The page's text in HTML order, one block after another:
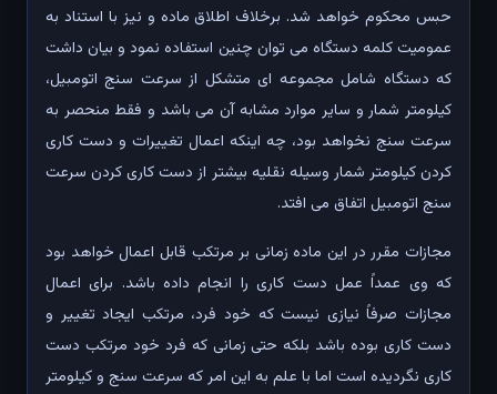
حبس محکوم خواهد شد. برخلاف اطلاق ماده و نیز با استناد به
عمومیت کلمه دستگاه می توان چنین استفاده نمود و بیان داشت
که دستگاه شامل مجموعه ای متشکل از سرعت سنج اتومبیل،
کیلومتر شمار و سایر موارد مشابه آن می باشد و فقط منحصر به
سرعت سنج نخواهد بود، چه اینکه اعمال تغییرات و دست کاری
کردن کیلومتر شمار وسیله نقلیه بیشتر از دست کاری کردن سرعت
سنج اتومبیل اتفاق می افتد.
مجازات مقرر در این ماده زمانی بر مرتکب قابل اعمال خواهد بود
که وی عمداً عمل دست کاری را انجام داده باشد. برای اعمال
مجازات صرفاً نیازی نیست که خود فرد، مرتکب ایجاد تغییر و
دست کاری بوده باشد بلکه حتی زمانی که فرد خود مرتکب دست
کاری نگردیده است اما با علم به این امر که سرعت سنج و کیلومتر